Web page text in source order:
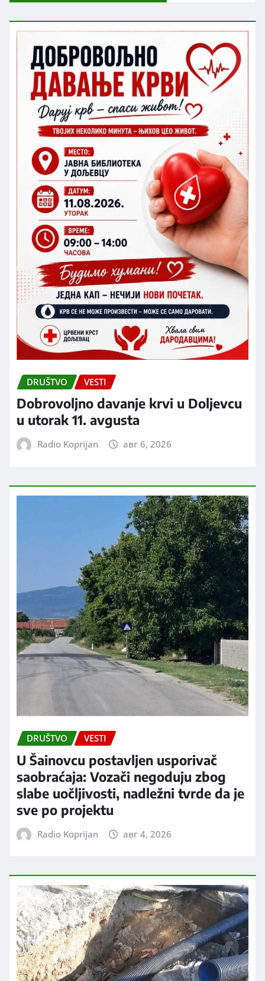
DRUŠTVO VESTI
Dobrovoljno davanje krvi u Doljevcu
u utorak 11. avgusta
Radio Koprijan авг 6, 2026
DRUŠTVO VESTI
U Šainovcu postavljen usporivač
saobraćaja: Vozači negoduju zbog
slabe uočljivosti, nadležni tvrde da je
sve po projektu
Radio Koprijan авг 4, 2026